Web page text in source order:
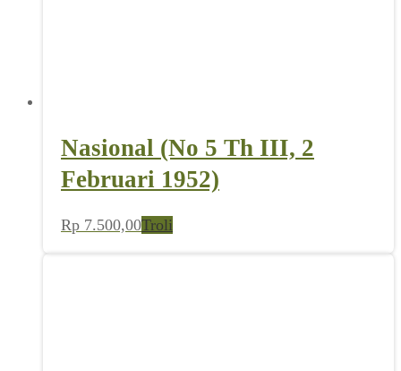
Nasional (No 5 Th III, 2
Februari 1952)
Rp 7.500,00Troli